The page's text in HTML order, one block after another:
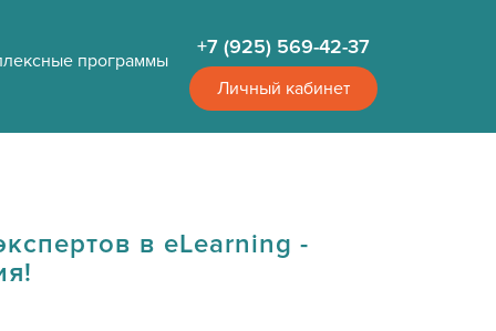
+7 (925) 569-42-37
Личный кабинет
программы
в eLearning -